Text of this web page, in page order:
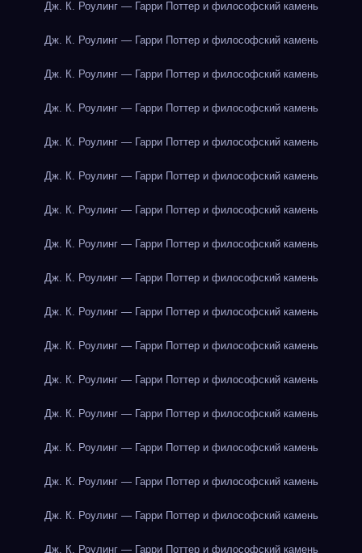
Дж. К. Роулинг — Гарри Поттер и философский камень
Дж. К. Роулинг — Гарри Поттер и философский камень
Дж. К. Роулинг — Гарри Поттер и философский камень
Дж. К. Роулинг — Гарри Поттер и философский камень
Дж. К. Роулинг — Гарри Поттер и философский камень
Дж. К. Роулинг — Гарри Поттер и философский камень
Дж. К. Роулинг — Гарри Поттер и философский камень
Дж. К. Роулинг — Гарри Поттер и философский камень
Дж. К. Роулинг — Гарри Поттер и философский камень
Дж. К. Роулинг — Гарри Поттер и философский камень
Дж. К. Роулинг — Гарри Поттер и философский камень
Дж. К. Роулинг — Гарри Поттер и философский камень
Дж. К. Роулинг — Гарри Поттер и философский камень
Дж. К. Роулинг — Гарри Поттер и философский камень
Дж. К. Роулинг — Гарри Поттер и философский камень
Дж. К. Роулинг — Гарри Поттер и философский камень
Дж. К. Роулинг — Гарри Поттер и философский камень